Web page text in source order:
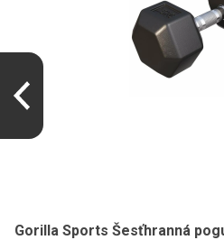
Gorilla Sports Šesťhranná